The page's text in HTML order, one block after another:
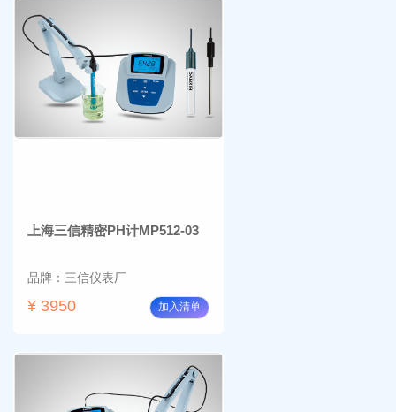
上海三信精密PH计MP512-03
品牌：三信仪表厂
¥ 3950 加入清单